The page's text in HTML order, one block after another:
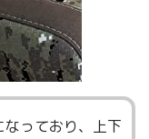
なっており、上下